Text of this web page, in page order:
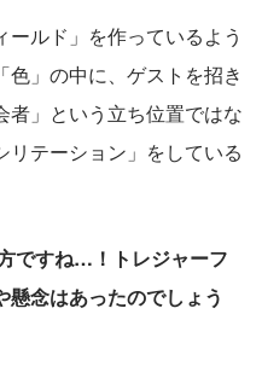
ルド」を作っているよう
」の中に、ゲストを招き
者」という立ち位置ではな
リテーション」をしている
ですね…！トレジャーフ
懸念はあったのでしょう